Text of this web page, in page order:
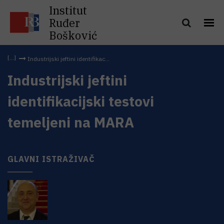
Institut
Ruđer
Bošković
Industrijski jeftini identifikac...
Industrijski jeftini
identifikacijski testovi
temeljeni na MARA
GLAVNI ISTRAŽIVAČ